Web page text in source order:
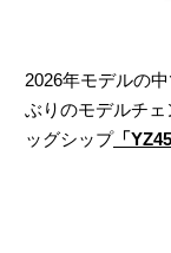
2026年モデルの
ぶりのモデルチ
ッグシップ「